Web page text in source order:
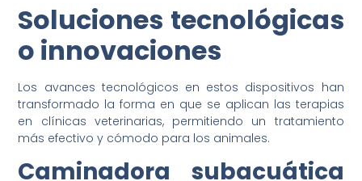
Soluciones tecnológicas
o innovaciones
Los avances tecnológicos en estos dispositivos han
transformado la forma en que se aplican las terapias
en clínicas veterinarias, permitiendo un tratamiento
más efectivo y cómodo para los animales.
Caminadora subacuática